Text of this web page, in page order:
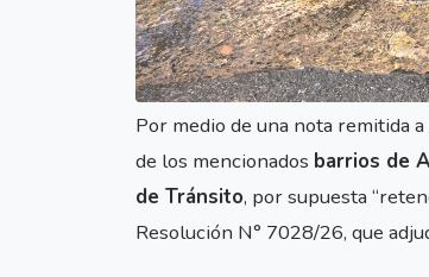
Por medio de una nota remitida a
de los mencionados barrios de
de Tránsito, por supuesta
Resolución N° 7028/26, que